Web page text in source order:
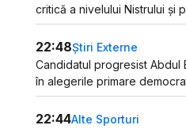
critică a nivelului Nistrului și
22:48Știri Externe
Candidatul progresist
în alegerile primare
22:44Alte Sporturi